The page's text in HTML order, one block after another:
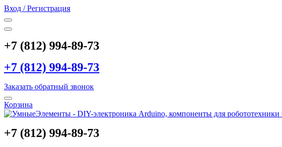
Вход / Регистрация
+7 (812) 994-89-73
+7 (812) 994-89-73
Заказать обратный звонок
Корзина
+7 (812) 994-89-73